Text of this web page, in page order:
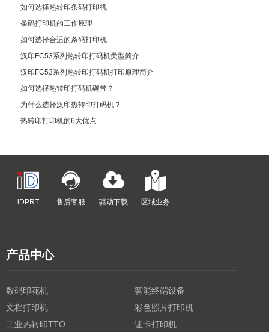
如何选择热转印条码打印机
条码打印机的工作原理
如何选择合适的条码打印机
汉印FC53系列热转印打码机类型简介
汉印FC53系列热转印打码机打印原理简介
如何选择热转印打码机碳带？
为什么选择汉印热转印打码机？
热转印打印机的6大优点
iDPRT 售后客服 驱动下载 区域业务
产品中心
数码印花机
智能终端设备
文档打印机
彩色照片打印机
工业热转印TTO
证卡打印机